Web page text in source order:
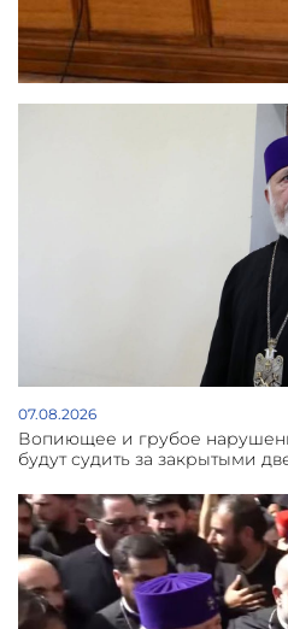
07.08.2026
Вопиющее и грубое
будут судить за закрытыми